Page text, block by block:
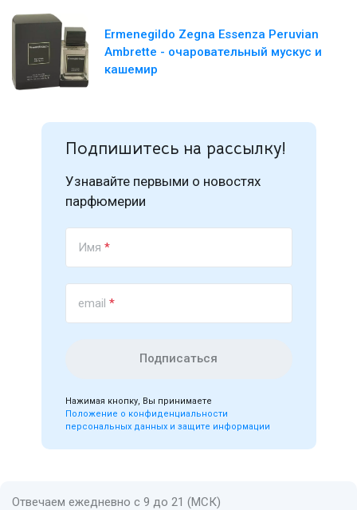
Ermenegildo Zegna Essenza Peruvian
Ambrette - очаровательный мускус и
кашемир
Подпишитесь на рассылку!
Узнавайте первыми о новостях
парфюмерии
Имя *
email *
Подписаться
Нажимая кнопку, Вы принимаете
Положение о конфиденциальности
персональных данных и защите информации
Отвечаем ежедневно с 9 до 21 (МСК)